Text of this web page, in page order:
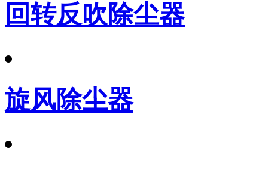
回转反吹除尘器
旋风除尘器